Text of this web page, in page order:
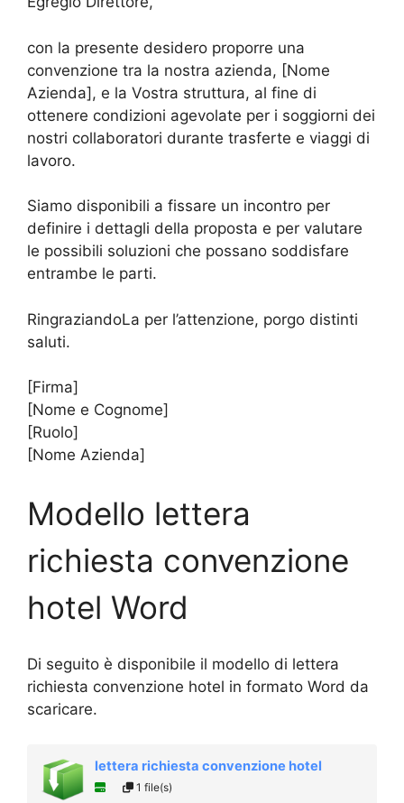
con la presente desidero proporre una
convenzione tra la nostra azienda, [Nome
Azienda], e la Vostra struttura, al fine di
ottenere condizioni agevolate per i soggiorni dei
nostri collaboratori durante trasferte e viaggi di
lavoro.
Siamo disponibili a fissare un incontro per
definire i dettagli della proposta e per valutare
le possibili soluzioni che possano soddisfare
entrambe le parti.
RingraziandoLa per l’attenzione, porgo distinti
saluti.
[Firma]
[Nome e Cognome]
[Ruolo]
[Nome Azienda]
Modello lettera
richiesta convenzione
hotel Word
Di seguito è disponibile il modello di lettera
richiesta convenzione hotel in formato Word da
scaricare.
lettera richiesta convenzione hotel
1 file(s)